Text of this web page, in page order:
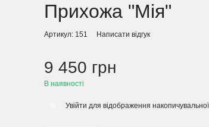
Прихожа "Мія"
Артикул: 151 Написати відгук
9 450 грн
В наявності
Увійти для відображення